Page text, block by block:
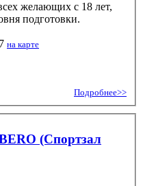
желающих с 18 лет,
подготовки.
на карте
Подробнее>>
(Спортзал